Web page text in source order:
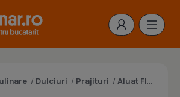
/ Dulciuri / Prajituri / Aluat FILO - homemade, placinte, strudele